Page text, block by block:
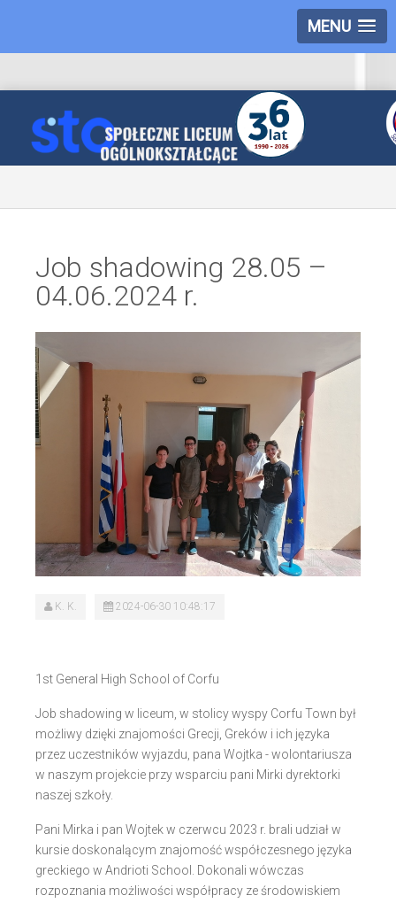
MENU
Job shadowing 28.05 –
04.06.2024 r.
K. K. 2024-06-30 10:48:17
1st General High School of Corfu
Job shadowing w liceum, w stolicy wyspy Corfu Town był
możliwy dzięki znajomości Grecji, Greków i ich języka
przez uczestników wyjazdu, pana Wojtka - wolontariusza
w naszym projekcie przy wsparciu pani Mirki dyrektorki
naszej szkoły.
Pani Mirka i pan Wojtek w czerwcu 2023 r. brali udział w
kursie doskonalącym znajomość współczesnego języka
greckiego w Andrioti School. Dokonali wówczas
rozpoznania możliwości współpracy ze środowiskiem